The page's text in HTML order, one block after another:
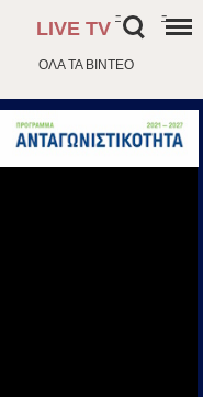
ΟΛΑ ΤΑ ΒΙΝΤΕΟ
LIVE TV
- -